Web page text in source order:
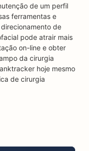
de um perfil
ferramentas e
de
pode atrair mais
on-line e obter
da cirurgia
hoje mesmo
de cirurgia